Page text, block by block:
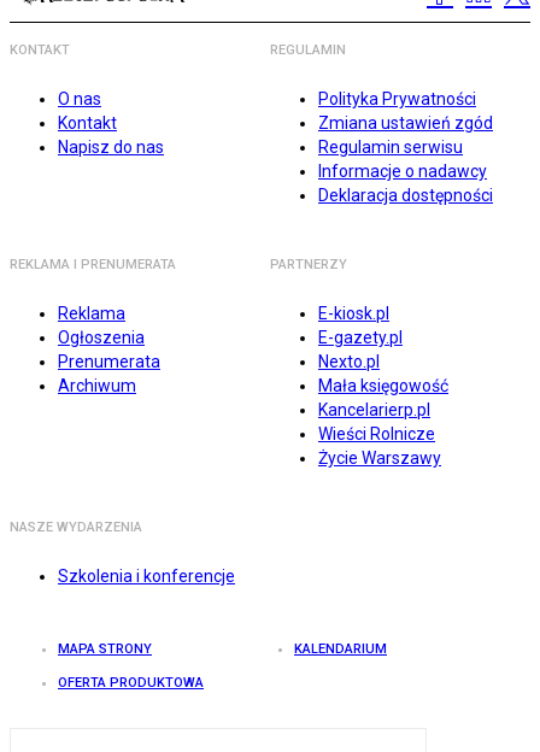
KONTAKT
O nas
Kontakt
Napisz do nas
REGULAMIN
Polityka Prywatności
Zmiana ustawień zgód
Regulamin serwisu
Informacje o nadawcy
Deklaracja dostępności
REKLAMA I PRENUMERATA
Reklama
Ogłoszenia
Prenumerata
Archiwum
PARTNERZY
E-kiosk.pl
E-gazety.pl
Nexto.pl
Mała księgowość
Kancelarierp.pl
Wieści Rolnicze
Życie Warszawy
NASZE WYDARZENIA
Szkolenia i konferencje
MAPA STRONY KALENDARIUM
OFERTA PRODUKTOWA